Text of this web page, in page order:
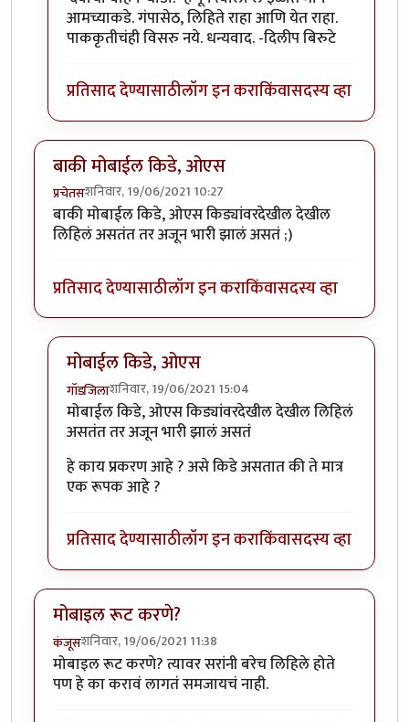
आमच्याकडे. गंपासेठ, लिहिते राहा आणि येत राहा.
पाककृतीचंही विसरु नये. धन्यवाद. -दिलीप बिरुटे
प्रतिसाद देण्यासाठीलॉग इन कराकिंवासदस्य व्हा
बाकी मोबाईल किडे, ओएस
प्रचेतसशनिवार, 19/06/2021 10:27
बाकी मोबाईल किडे, ओएस किड्यांवरदेखील देखील
लिहिलं असतंत तर अजून भारी झालं असतं ;)
प्रतिसाद देण्यासाठीलॉग इन कराकिंवासदस्य व्हा
मोबाईल किडे, ओएस
गॉडजिलाशनिवार, 19/06/2021 15:04
In reply toबाकी मोबाईल किडे, ओएसbyप्रचेतस
मोबाईल किडे, ओएस किड्यांवरदेखील देखील लिहिलं
असतंत तर अजून भारी झालं असतं
हे काय प्रकरण आहे ? असे किडे असतात की ते मात्र
एक रूपक आहे ?
प्रतिसाद देण्यासाठीलॉग इन कराकिंवासदस्य व्हा
मोबाइल रूट करणे?
कंजूसशनिवार, 19/06/2021 11:38
मोबाइल रूट करणे? त्यावर सरांनी बरेच लिहिले होते
पण हे का करावं लागतं समजायचं नाही.